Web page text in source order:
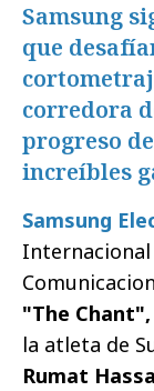
Samsung
que
corredora
progreso
increíbles
Samsung
"The
la atleta de
Rumat